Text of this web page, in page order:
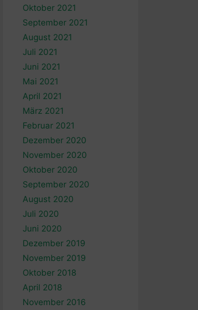
Oktober 2021
September 2021
August 2021
Juli 2021
Juni 2021
Mai 2021
April 2021
März 2021
Februar 2021
Dezember 2020
November 2020
Oktober 2020
September 2020
August 2020
Juli 2020
Juni 2020
Dezember 2019
November 2019
Oktober 2018
April 2018
November 2016